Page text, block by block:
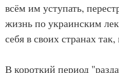
всём им уступать,
жизнь по украинским
себя в своих странах
В короткий период